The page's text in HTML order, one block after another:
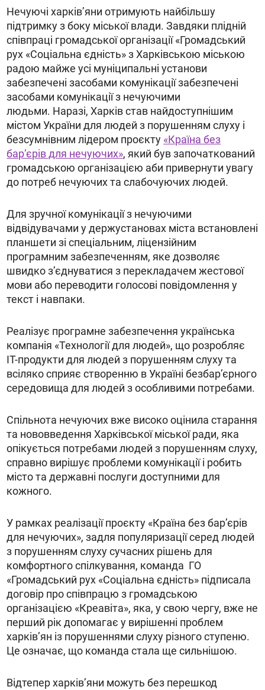
Нечуючі харків’яни отримують найбільшу
підтримку з боку міської влади. Завдяки плідній
співпраці громадської організації «Громадський
рух «Соціальна єдність» з Харківською міською
радою майже усі муніципальні установи
забезпечені засобами комунікації забезпечені
засобами комунікації з нечуючими
людьми. Наразі, Харків став найдоступнішим
містом України для людей з порушенням слуху і
безсумнівним лідером проєкту «Країна без
бар‘єрів для нечуючих», який був започаткований
громадською організацією аби привернути увагу
до потреб нечуючих та слабочуючих людей.
Для зручної комунікації з нечуючими
відвідувачами у держустановах міста встановлені
планшети зі спеціальним, ліцензійним
програмним забезпеченням, яке дозволяє
швидко з’єднуватися з перекладачем жестової
мови або переводити голосові повідомлення у
текст і навпаки.
Реалізує програмне забезпечення українська
компанія «Технології для людей», що розробляє
IT-продукти для людей з порушенням слуху та
всіляко сприяє створенню в Україні безбар’єрного
середовища для людей з особливими потребами.
Спільнота нечуючих вже високо оцінила старання
та нововведення Харківської міської ради, яка
опікується потребами людей з порушенням слуху,
справно вирішує проблеми комунікації і робить
місто та державні послуги доступними для
кожного.
У рамках реалізації проєкту «Країна без бар’єрів
для нечуючих», задля популяризації серед людей
з порушенням слуху сучасних рішень для
комфортного спілкування, команда ГО
«Громадський рух «Соціальна єдність» підписала
договір про співпрацю з громадською
організацією «Креавіта», яка, у свою чергу, вже не
перший рік допомагає у вирішенні проблем
харків’ян із порушеннями слуху різного ступеню.
Це означає, що команда стала ще сильнішою.
Відтепер харків’яни можуть без перешкод